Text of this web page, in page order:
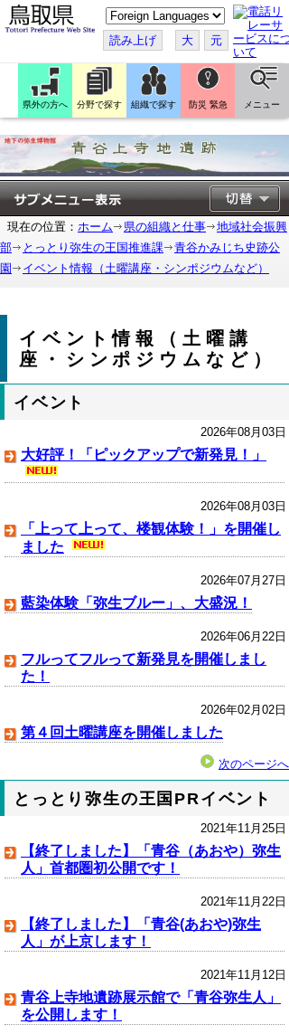
こ
の
ペ
ー
ジ
翻
訳
す
る
読み上げ 大 元
県外の方へ 分野で探す 組織で探す 防災 緊急 メニュー
現在の位置： ホーム 県の組織と仕事
地域社会振興
部
とっとり弥生の王国推進課
青谷かみじち史跡公
園
イベント情報（土曜講座・シンポジウムなど）
イベント情報（土曜講
座・シンポジウムなど）
イベント
2026年08月03日
大好評！「ピックアップで新発見！」
2026年08月03日
「上って上って、楼観体験！」を開催し
ました
2026年07月27日
藍染体験「弥生ブルー」、大盛況！
2026年06月22日
フルってフルって新発見を開催しまし
た！
2026年02月02日
第４回土曜講座を開催しました
次のページへ
とっとり弥生の王国PRイベント
2021年11月25日
【終了しました】「青谷（あおや）弥生
人」首都圏初公開です！
2021年11月22日
【終了しました】「青谷(あおや)弥生
人」が上京します！
2021年11月12日
青谷上寺地遺跡展示館で「青谷弥生人」
を公開します！